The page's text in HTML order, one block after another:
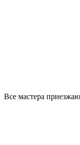
Все мастера